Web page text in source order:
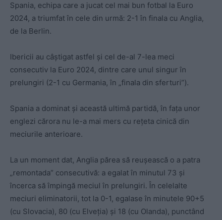
Spania, echipa care a jucat cel mai bun fotbal la Euro
2024, a triumfat în cele din urmă: 2-1 în finala cu Anglia,
de la Berlin.
Ibericii au câștigat astfel și cel de-al 7-lea meci
consecutiv la Euro 2024, dintre care unul singur în
prelungiri (2-1 cu Germania, în „finala din sferturi”).
Spania a dominat și această ultimă partidă, în fața unor
englezi cărora nu le-a mai mers cu rețeta cinică din
meciurile anterioare.
La un moment dat, Anglia părea să reușească o a patra
„remontada” consecutivă: a egalat în minutul 73 și
încerca să împingă meciul în prelungiri. În celelalte
meciuri eliminatorii, tot la 0-1, egalase în minutele 90+5
(cu Slovacia), 80 (cu Elveția) și 18 (cu Olanda), punctând